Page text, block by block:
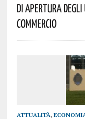
DI APERTURA
COMMERCIO
ATTUALITÀ,